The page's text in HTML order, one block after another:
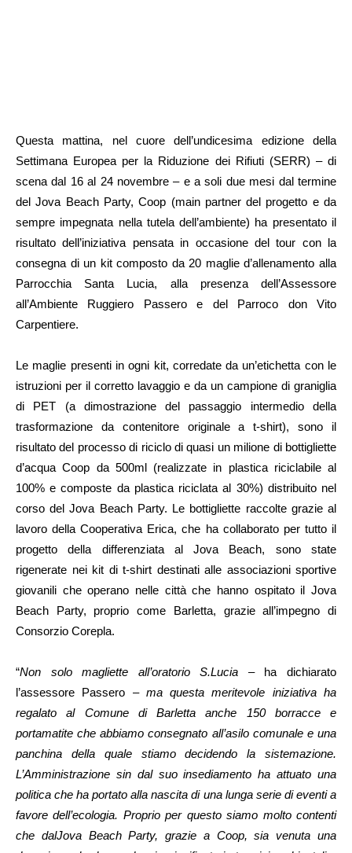
Questa mattina, nel cuore dell’undicesima edizione della
Settimana Europea per la Riduzione dei Rifiuti (SERR) – di
scena dal 16 al 24 novembre – e a soli due mesi dal termine
del Jova Beach Party, Coop (main partner del progetto e da
sempre impegnata nella tutela dell’ambiente) ha presentato il
risultato dell’iniziativa pensata in occasione del tour con la
consegna di un kit composto da 20 maglie d’allenamento alla
Parrocchia Santa Lucia, alla presenza dell’Assessore
all’Ambiente Ruggiero Passero e del Parroco don Vito
Carpentiere.
Le maglie presenti in ogni kit, corredate da un’etichetta con le
istruzioni per il corretto lavaggio e da un campione di graniglia
di PET (a dimostrazione del passaggio intermedio della
trasformazione da contenitore originale a t-shirt), sono il
risultato del processo di riciclo di quasi un milione di bottigliette
d’acqua Coop da 500ml (realizzate in plastica riciclabile al
100% e composte da plastica riciclata al 30%) distribuito nel
corso del Jova Beach Party. Le bottigliette raccolte grazie al
lavoro della Cooperativa Erica, che ha collaborato per tutto il
progetto della differenziata al Jova Beach, sono state
rigenerate nei kit di t-shirt destinati alle associazioni sportive
giovanili che operano nelle città che hanno ospitato il Jova
Beach Party, proprio come Barletta, grazie all’impegno di
Consorzio Corepla.
“Non solo magliette all’oratorio S.Lucia – ha dichiarato
l’assessore Passero –ma questa meritevole iniziativa ha
regalato al Comune di Barletta anche 150 borracce e
portamatite che abbiamo consegnato all’asilo comunale e una
panchina della quale stiamo decidendo la sistemazione.
L’Amministrazione sin dal suo insediamento ha attuato una
politica che ha portato alla nascita di una lunga serie di eventi a
favore dell’ecologia. Proprio per questo siamo molto contenti
che dalJova Beach Party, grazie a Coop, sia venuta una